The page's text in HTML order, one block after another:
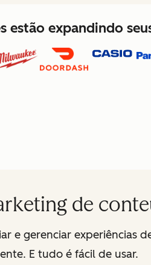
estão expandindo
de
e gerenciar experiências
E tudo é fácil de usar.